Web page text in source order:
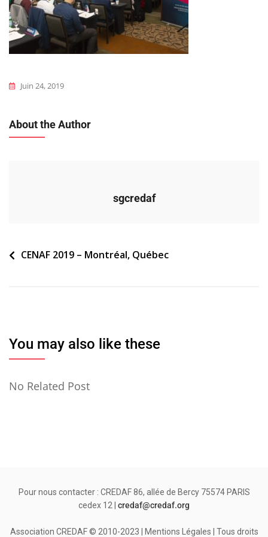
Juin 24, 2019
About the Author
sgcredaf
Navigation
l’article
CENAF 2019 – Montréal, Québec
You may also like these
No Related Post
Pour nous contacter : CREDAF 86, allée de Bercy 75574 PARIS
cedex 12 | credaf@credaf.org
Association CREDAF © 2010-2023 | Mentions Légales | Tous droits